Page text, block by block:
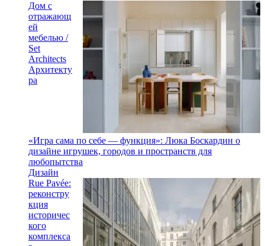
Дом с
отражающ
ей
мебелью /
Set
Architects
Архитекту
ра
«Игра сама по себе — функция»: Люка Боскардин о
дизайне игрушек, городов и пространств для
любопытства
Дизайн
Rue Pavée:
реконстру
кция
историчес
кого
комплекса